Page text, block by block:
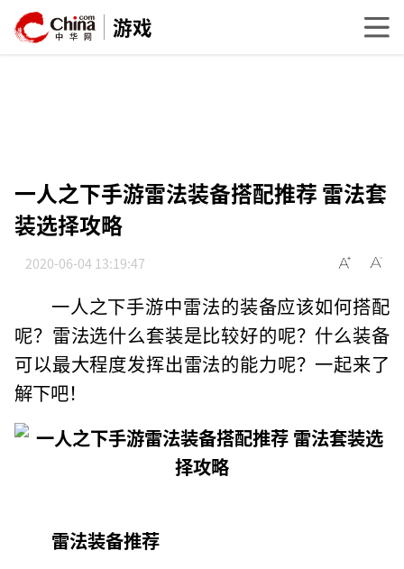
游戏
一人之下手游雷法装备搭配推荐 雷法套
装选择攻略
2020-06-04 13:19:47
一人之下手游中雷法的装备应该如何搭配
呢？雷法选什么套装是比较好的呢？什么装备
可以最大程度发挥出雷法的能力呢？一起来了
解下吧！
雷法装备推荐